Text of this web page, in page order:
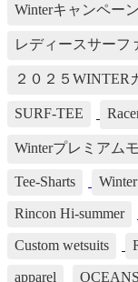
Winterキャンペーン
レディースサーフ
２０２５WINTER
SURF-TEE
Winterプレミアム
Tee-Sharts
Rincon Hi-summer
Custom wetsuits
apparel OCEANS